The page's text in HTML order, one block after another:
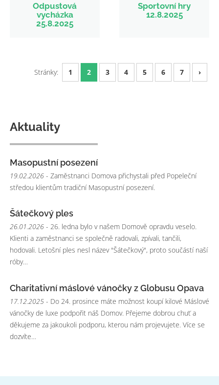
Odpustová
vycházka
25.8.2025
Sportovní hry
12.8.2025
Stránky: 1 2 3 4 5 6 7 ›
Aktuality
Masopustní posezení
19.02.2026 - Zaměstnanci Domova přichystali před Popeleční
středou klientům tradiční Masopustní posezení.
Šátečkový ples
26.01.2026 - 26. ledna bylo v našem Domově opravdu veselo.
Klienti a zaměstnanci se společně radovali, zpívali, tančili,
hodovali. Letošní ples nesl název "Šátečkový", proto součástí naší
róby…
Charitativní máslové vánočky z Globusu Opava
17.12.2025 - Do 24. prosince máte možnost koupí kilové Máslové
vánočky de luxe podpořit náš Domov. Přejeme dobrou chuť a
děkujeme za jakoukoli podporu, kterou nám projevujete. Více se
dozvíte…